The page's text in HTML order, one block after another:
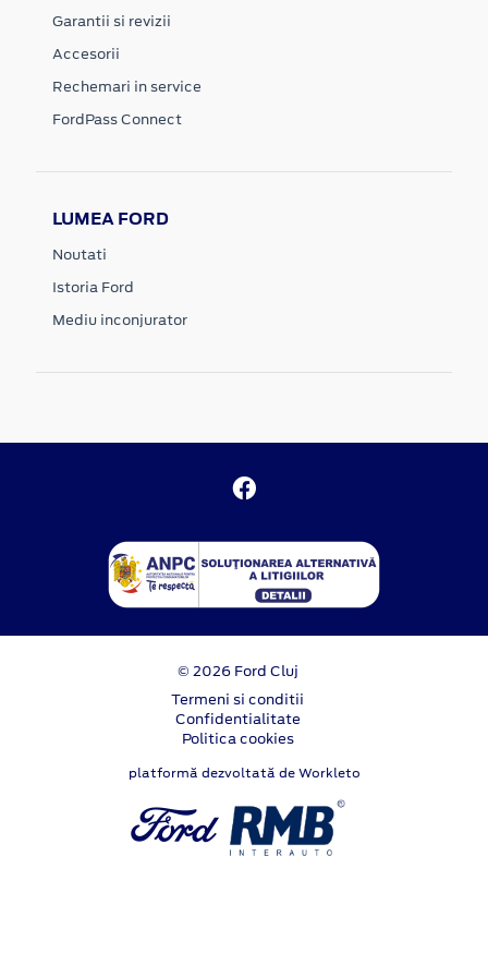
Garantii si revizii
Accesorii
Rechemari in service
FordPass Connect
LUMEA FORD
Noutati
Istoria Ford
Mediu inconjurator
© 2026 Ford Cluj
Termeni si conditii
Confidentialitate
Politica cookies
platformă dezvoltată de Workleto